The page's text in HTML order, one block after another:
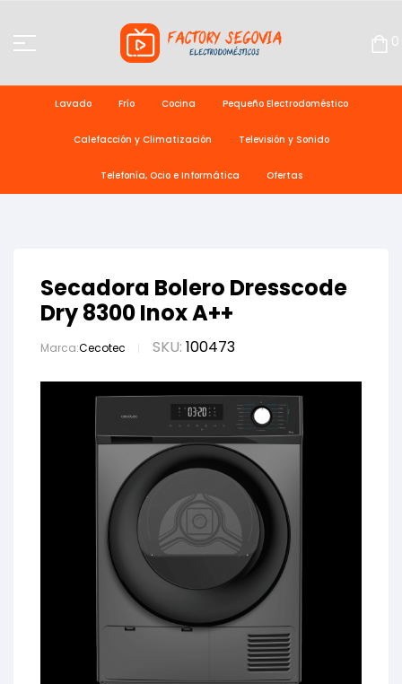
0
Lavado Frío Cocina Pequeño Electrodoméstico
Calefacción y Climatización Televisión y Sonido
Telefonía, Ocio e Informática Ofertas
Secadora Bolero Dresscode
Dry 8300 Inox A++
Marca:Cecotec SKU: 100473